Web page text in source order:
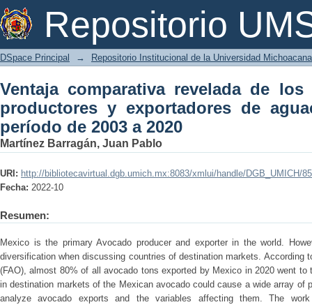
Repositorio
Ventaja comparativa revelada
exportadores de aguacate a China en
DSpace Principal → Repositorio Institucional de la Universidad
Ventaja comparativa revelada de
productores y exportadores de
período de 2003 a 2020
Martínez Barragán, Juan Pablo
URI: http://bibliotecavirtual.dgb.umich.mx:8083/xmlui/handle/DGB_UMICH/
Fecha: 2022-10
Resumen:
Mexico is the primary Avocado producer and exporter in the world.
diversification when discussing countries of destination markets. According
(FAO), almost 80% of all avocado tons exported by Mexico in 2020 went
in destination markets of the Mexican avocado could cause a wide array of
analyze avocado exports and the variables affecting them. The